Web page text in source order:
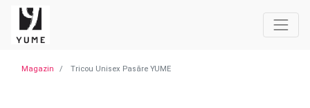
Magazin Tricou Unisex Pasăre YUME